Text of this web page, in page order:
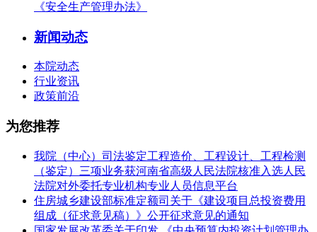
《安全生产管理办法》
新闻动态
本院动态
行业资讯
政策前沿
为您推荐
我院（中心）司法鉴定工程造价、工程设计、工程检测
（鉴定）三项业务获河南省高级人民法院核准入选人民
法院对外委托专业机构专业人员信息平台
住房城乡建设部标准定额司关于《建设项目总投资费用
组成（征求意见稿）》公开征求意见的通知